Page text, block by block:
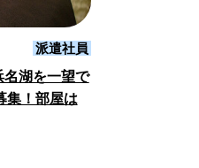
派遣社員
湖を一望で
集！部屋は